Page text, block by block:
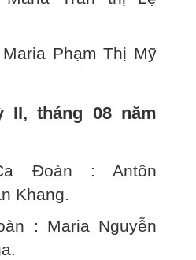
Phạm Thị Mỹ
II, tháng 08 năm
Đoàn : Antôn
Khang.
: Maria Nguyễn